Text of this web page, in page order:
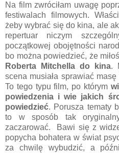
Na film zwróciłam uwagę
festiwalach filmowych.
żeby wybrać się do kina, ale
repertuar niczym
początkowej obojętności
bo można powiedzieć, że
Roberta Mitchella do kina.
scena musiała sprawiać
To tego typu film, po którym
powiedzenia i wie jakich
powiedzieć. Porusza tematy
to w sposób tak
zaczarować. Bawi się z
popycha bohatera w świat
za chwilę wybudzić, a